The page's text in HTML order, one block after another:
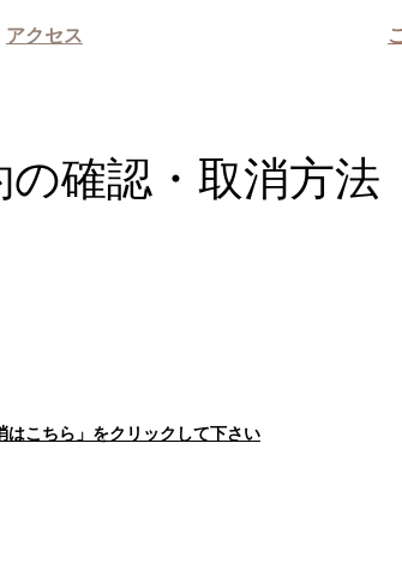
アクセス
の確認・取消方法
こちら」をクリックして下さい